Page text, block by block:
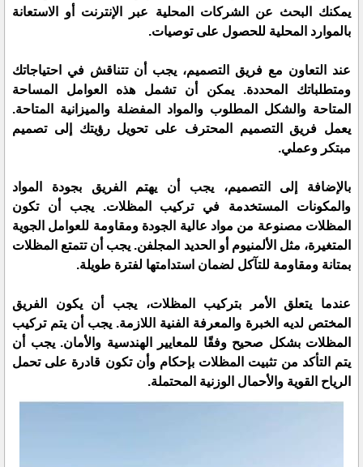
يمكنك البحث عن الشركات المحلية عبر الإنترنت أو الاستعانة
بالموارد المحلية للحصول على توصيات.
عند التعاون مع فريق التصميم، يجب أن تتناقش في احتياجاتك
ومتطلباتك المحددة. يمكن أن تشمل هذه العوامل المساحة
المتاحة والشكل المطلوب والمواد المفضلة والميزانية المتاحة.
يعمل فريق التصميم المحترف على تحويل رؤيتك إلى تصميم
مبتكر وعملي.
بالإضافة إلى التصميم، يجب أن يهتم الفريق بجودة المواد
والمكونات المستخدمة في تركيب المظلات. يجب أن تكون
المظلات مصنوعة من مواد عالية الجودة ومقاومة للعوامل الجوية
المتغيرة، مثل الألمنيوم أو الحديد المجلفن. يجب أن تتمتع المظلات
بمتانة ومقاومة للتآكل لضمان استدامتها لفترة طويلة.
عندما يتعلق الأمر بتركيب المظلات، يجب أن يكون الفريق
المختص لديه الخبرة والمعرفة الفنية اللازمة. يجب أن يتم تركيب
المظلات بشكل صحيح وفقًا للمعايير الهندسية والأمان. يجب أن
يتم التأكد من تثبيت المظلات بإحكام وأن تكون قادرة على تحمل
الرياح القوية والأحمال الوزنية المحتملة.